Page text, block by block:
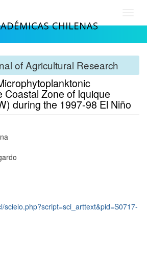
of Agricultural Research
Coastal Zone of Iquique
during the 1997-98 El Niño
scielo.php?script=sci_arttext&pid=S0717-